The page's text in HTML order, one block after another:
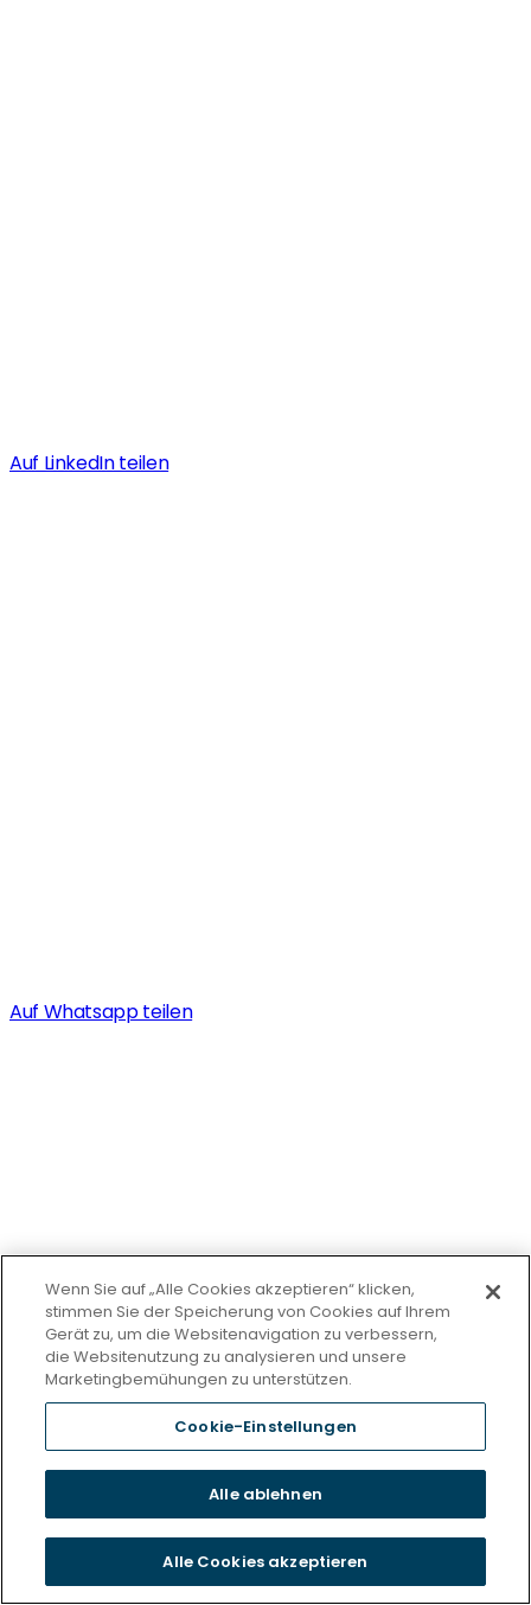
Auf LinkedIn teilen
Auf Whatsapp teilen
Wenn Sie auf „Alle Cookies akzeptieren“ klicken,
stimmen Sie der Speicherung von Cookies auf Ihrem
Gerät zu, um die Websitenavigation zu verbessern,
die Websitenutzung zu analysieren und unsere
Marketingbemühungen zu unterstützen.
Cookie-Einstellungen
Alle ablehnen
Alle Cookies akzeptieren